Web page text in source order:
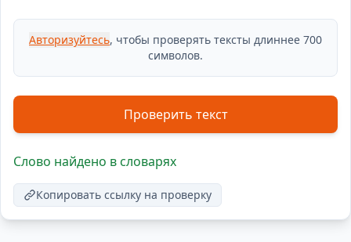
Авторизуйтесь, чтобы проверять тексты длиннее 700
символов.
Проверить текст
Слово найдено в словарях
Копировать ссылку на проверку